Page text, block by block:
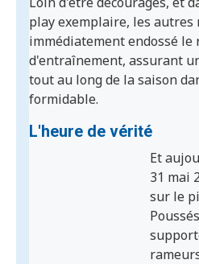
play exemplaire, les autres
immédiatement endossé
d'entraînement, assurant
tout au long de la saison
formidable.
L'heure de vérité
Et
31 mai
sur le